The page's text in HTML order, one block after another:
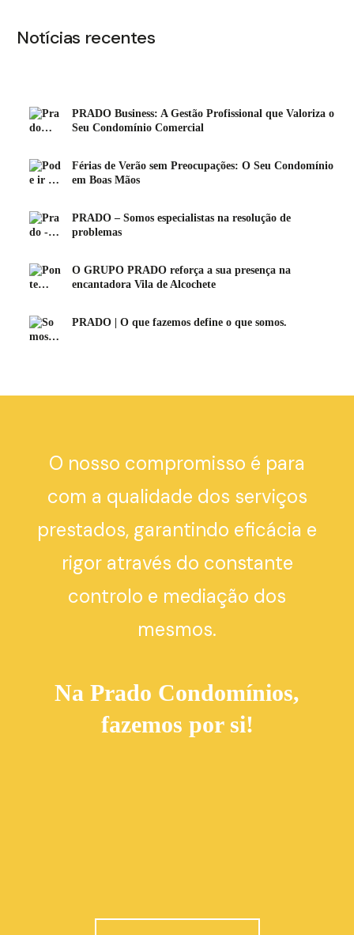
Notícias recentes
PRADO Business: A Gestão Profissional que Valoriza o
Seu Condomínio Comercial
Férias de Verão sem Preocupações: O Seu Condomínio
em Boas Mãos
PRADO – Somos especialistas na resolução de
problemas
O GRUPO PRADO reforça a sua presença na
encantadora Vila de Alcochete
PRADO | O que fazemos define o que somos.
O nosso compromisso é para
com a qualidade dos serviços
prestados, garantindo eficácia e
rigor através do constante
controlo e mediação dos
mesmos.
Na Prado Condomínios,
fazemos por si!